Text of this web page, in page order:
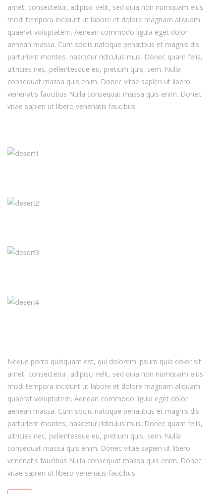
amet, consectetur, adipisci velit, sed quia non numquam eius
modi tempora incidunt ut labore et dolore magnam aliquam
quaerat voluptatem. Aenean commodo ligula eget dolor
aenean massa. Cum sociis natoque penatibus et magnis dis
parturient montes, nascetur ridiculus mus. Donec quam felis,
ultricies nec, pellentesque eu, pretium quis, sem. Nulla
consequat massa quis enim. Donec vitae sapien ut libero
venenatis faucibus Nulla consequat massa quis enim. Donec
vitae sapien ut libero venenatis faucibus.
Neque porro quisquam est, qui dolorem ipsum quia dolor sit
amet, consectetur, adipisci velit, sed quia non numquam eius
modi tempora incidunt ut labore et dolore magnam aliquam
quaerat voluptatem. Aenean commodo ligula eget dolor
aenean massa. Cum sociis natoque penatibus et magnis dis
parturient montes, nascetur ridiculus mus. Donec quam felis,
ultricies nec, pellentesque eu, pretium quis, sem. Nulla
consequat massa quis enim. Donec vitae sapien ut libero
venenatis faucibus Nulla consequat massa quis enim. Donec
vitae sapien ut libero venenatis faucibus